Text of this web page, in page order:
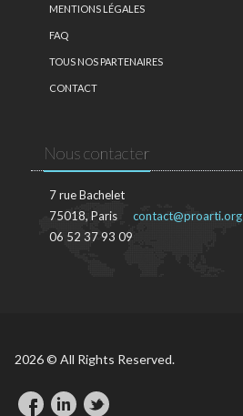
MENTIONS LÉGALES
FAQ
TOUS NOS PARTENAIRES
CONTACT
Nous contacter
7 rue Bachelet
75018, Paris
06 52 37 93 09
contact@proarti.org
2026 © All Rights Reserved.